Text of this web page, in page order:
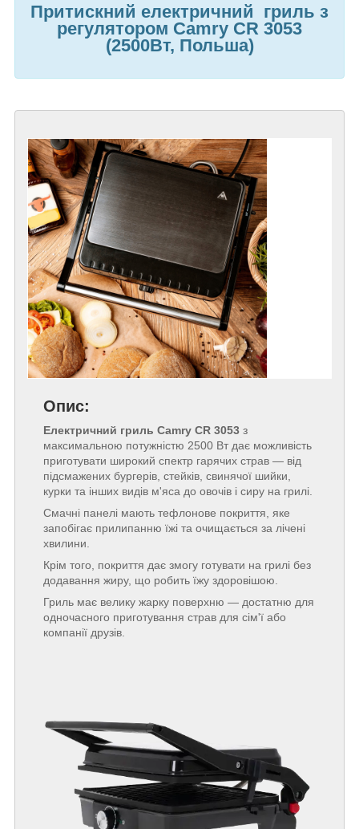
Притискний електричний гриль з
регулятором Camry CR 3053
(2500Вт, Польша)
Опис:
Електричний гриль Camry CR 3053 з
максимальною потужністю 2500 Вт дає можливість
приготувати широкий спектр гарячих страв — від
підсмажених бургерів, стейків, свинячої шийки,
курки та інших видів м'яса до овочів і сиру на грилі.
Смачні панелі мають тефлонове покриття, яке
запобігає прилипанню їжі та очищається за лічені
хвилини.
Крім того, покриття дає змогу готувати на грилі без
додавання жиру, що робить їжу здоровішою.
Гриль має велику жарку поверхню — достатню для
одночасного приготування страв для сім'ї або
компанії друзів.